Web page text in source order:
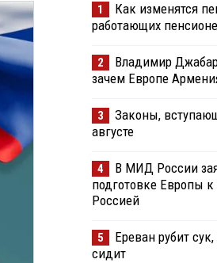
1
Как изменятся
работающих
2
Владимир
зачем Европе
3
Законы,
августе
4
В МИД России
подготовке Европы к
Россией
5
Ереван рубит
сидит